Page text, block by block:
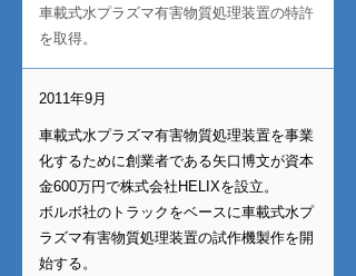
車載式水プラズマ有害物質処理装置の特許
を取得。
2011年9月
車載式水プラズマ有害物質処理装置を事業
化するために創業者である矢口博文が資本
金600万円で株式会社HELIXを設立。
ボルボ社のトラックをベースに車載式水プ
ラズマ有害物質処理装置の試作機製作を開
始する。